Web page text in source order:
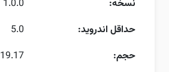
نسخه:
1.0.0
حداقل اندروید:
5.0
حجم:
19.17 MB